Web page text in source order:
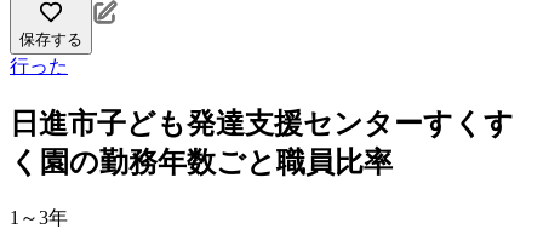
保存する
行った
日進市子ども発達支援センターすくす
く園の勤務年数ごと職員比率
1～3年